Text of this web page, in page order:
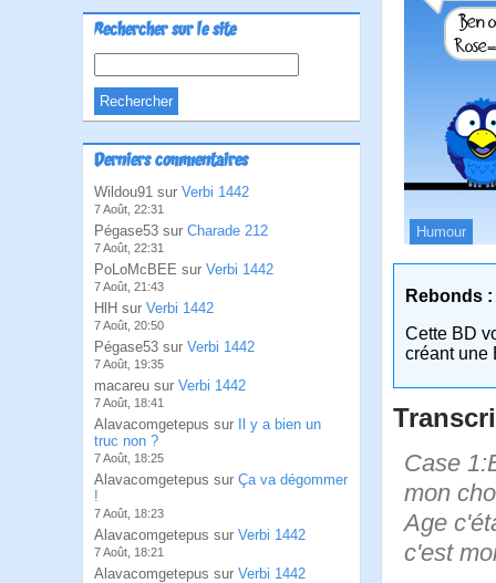
Rechercher sur le site
Derniers commentaires
Wildou91 sur Verbi 1442
7 Août, 22:31
Pégase53 sur Charade 212
7 Août, 22:31
PoLoMcBEE sur Verbi 1442
7 Août, 21:43
HlH sur Verbi 1442
7 Août, 20:50
Pégase53 sur Verbi 1442
7 Août, 19:35
macareu sur Verbi 1442
7 Août, 18:41
Alavacomgetepus sur
Il y a bien un
truc non ?
7 Août, 18:25
Alavacomgetepus sur Ça va dégommer
!
7 Août, 18:23
Alavacomgetepus sur Verbi 1442
7 Août, 18:21
Alavacomgetepus sur Verbi 1442
Humour
Rebonds :
Cette BD
créant une
Case
mon
Age
c'est